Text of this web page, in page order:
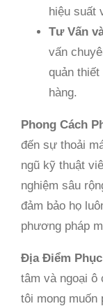
hiệu suất
Tư Vấn
vấn
quản
hàng.
Phong Cách
đến sự thoải
ngũ kỹ thuật
nghiệm sâu
đảm bảo họ
phương pháp
Địa Điểm
tâm và ngoại ô
tôi mong muốn